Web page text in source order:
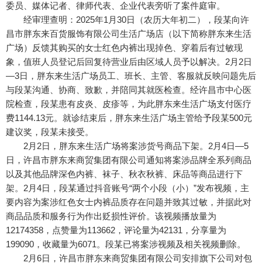
委员、媒体记者、律师代表、企业代表旁听了案件庭审。
经审理查明：2025年1月30日（农历大年初二），段某向许
昌市胖东来百货服饰有限公司生活广场店（以下简称胖东来生活
广场）反馈其购买的女士红色内裤出现掉色、穿着后有过敏现
象，值班人员登记后回复待营业后由区域人员予以解决。2月2日
—3日，胖东来生活广场员工、班长、主管、客服就反映问题先后
与段某沟通、协商、致歉，并陪同其就医检查。经许昌市中心医
院检查，段某患有皮炎、皮疹等，为此胖东来生活广场支付医疗
费1144.13元。就诊结束后，胖东来生活广场主管给予段某500元
建议奖，段某未接受。
2月2日，胖东来生活广场将案涉货号商品下架。2月4日—5
日，许昌市胖东来商贸集团有限公司通知将案涉品牌全系列商品
以及其他品牌深色内裤、袜子、秋衣秋裤、床品等商品进行下
架。2月4日，段某通过抖音账号“两个小段（小）”发布视频，主
要内容为案涉红色女士内裤品质存在问题并致其过敏，并据此对
商品品质和服务行为作出贬损性评价。该视频播放量为
12174358，点赞量为113662，评论量为42131，分享量为
199090，收藏量为6071。段某已将案涉视频及相关视频删除。
2月6日，许昌市胖东来商贸集团有限公司安排旗下公司对包